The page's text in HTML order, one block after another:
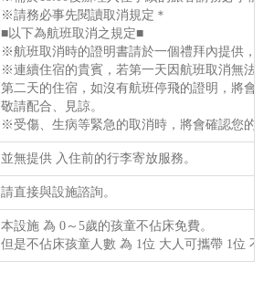
※請務必事先閱讀取消規定＊
■以下為航班取消之規定■
※航班取消時的證明書請於一個禮拜內提供，
※連續住宿的貴賓，若第一天因航班取消無法
第二天的住宿，如沒有航班停飛的證明，將會
敬請配合、見諒。
※受傷、生病等緊急的取消時，將會確認您
並無提供 入住前的行李寄放服務。
請直接與設施諮詢。
本設施 為 0～5歲的孩童不佔床免費。
但是不佔床孩童人數 為 1位 大人可攜帶 1位